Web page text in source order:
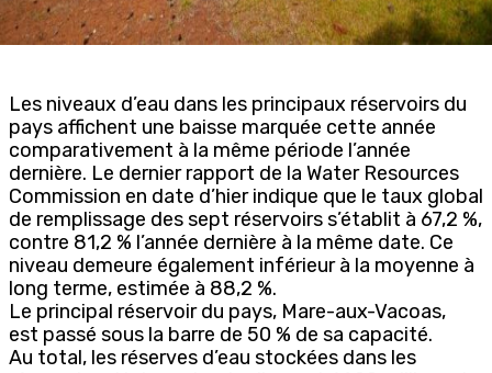
Les niveaux d’eau dans les principaux réservoirs du
pays affichent une baisse marquée cette année
comparativement à la même période l’année
dernière. Le dernier rapport de la Water Resources
Commission en date d’hier indique que le taux global
de remplissage des sept réservoirs s’établit à 67,2 %,
contre 81,2 % l’année dernière à la même date. Ce
niveau demeure également inférieur à la moyenne à
long terme, estimée à 88,2 %.
Le principal réservoir du pays, Mare-aux-Vacoas,
est passé sous la barre de 50 % de sa capacité.
Au total, les réserves d’eau stockées dans les